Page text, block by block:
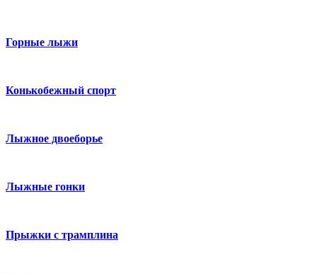
Горные лыжи
Конькобежный спорт
Лыжное двоеборье
Лыжные гонки
Прыжки с трамплина